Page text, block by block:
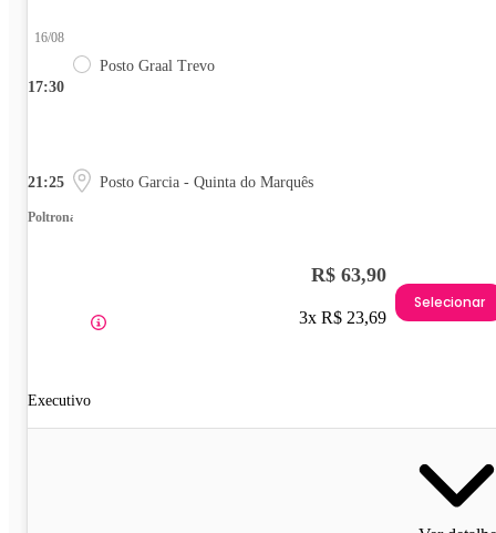
17:30
16/08
Posto Graal Trevo
21:25 Posto Garcia - Quinta do Marquês
Poltrona
Executivo
R$ 63,90
3x R$ 23,69
Selecionar